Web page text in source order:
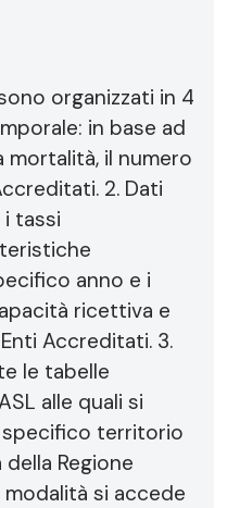
organizzati in 4
in base ad
il numero
2. Dati
tassi
anno e i
ricettiva e
Accreditati. 3.
le tabelle
alle quali si
specifico territorio
Regione
si accede